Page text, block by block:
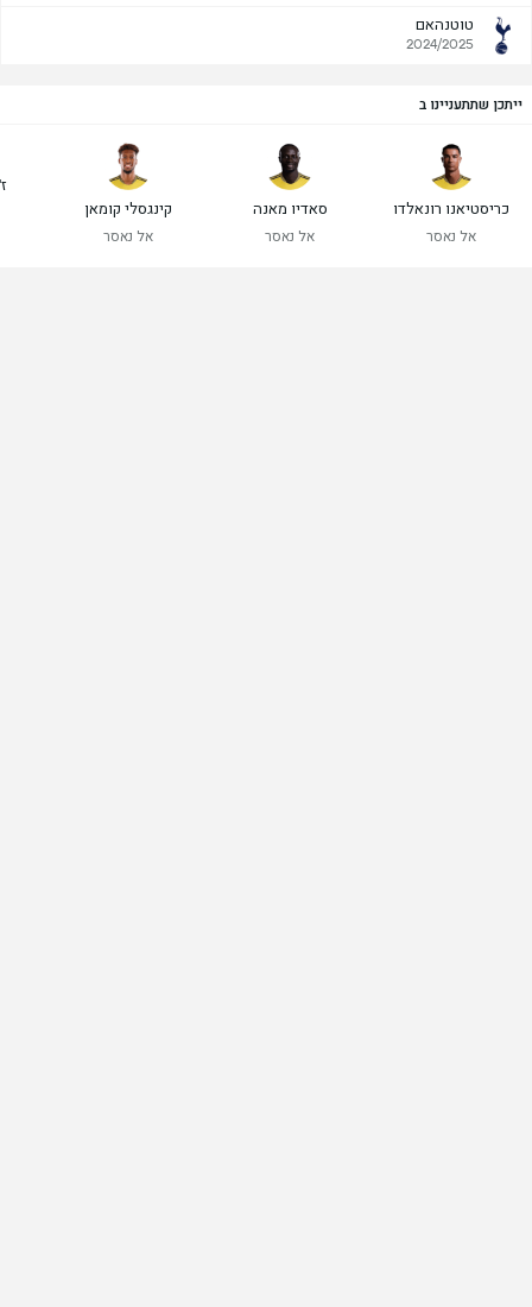
טוטנהאם
2024/2025
ייתכן שתתעניינו ב
כריסטיאנו רונאלדו
אל נאסר
סאדיו מאנה
אל נאסר
קינגסלי קומאן
אל נאסר